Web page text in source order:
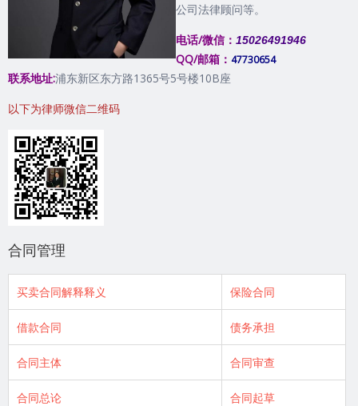
公司法律顾问等。
电话/微信： 15026491946
QQ/邮箱： 47730654
联系地址:浦东新区东方路1365号5号楼10B座
以下为律师微信二维码
合同管理
买卖合同解释释义 保险合同
借款合同 债务承担
合同主体 合同审查
合同总论 合同起草